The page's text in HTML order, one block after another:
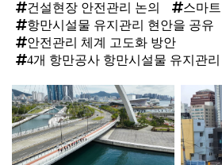
건설현장 안전관리 논의
스마
항만시설물 유지관리 현안을 공유
안전관리 체계 고도화 방안
4개 항만공사 항만시설물 유지관
탑
라
인